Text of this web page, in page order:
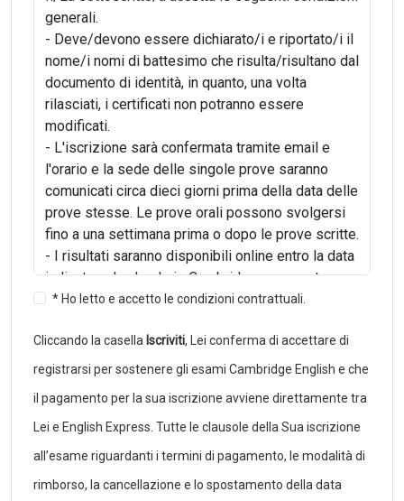
generali.
- Deve/devono essere dichiarato/i e riportato/i il
nome/i nomi di battesimo che risulta/risultano dal
documento di identità, in quanto, una volta
rilasciati, i certificati non potranno essere
modificati.
- L'iscrizione sarà confermata tramite email e
l'orario e la sede delle singole prove saranno
comunicati circa dieci giorni prima della data delle
prove stesse. Le prove orali possono svolgersi
fino a una settimana prima o dopo le prove scritte.
- I risultati saranno disponibili online entro la data
indicata nel calendario Cambridge e non potranno
essere comunicati telefonicamente. I candidati
preparazione non potranno richiedere al
Cambridge English Examination Centre i risultati
scuola o centro di riferimento.
- I certificati verranno rilasciati circa un mese
dopo i risultati e devono essere ritirati dal
- I candidati che non si presenteranno nel luogo e
* Ho letto e accetto le condizioni contrattuali.
Cliccando la casella Iscriviti, Lei conferma di accettare di
registrarsi per sostenere gli esami Cambridge English e che
il pagamento per la sua iscrizione avviene direttamente tra
Lei e English Express. Tutte le clausole della Sua iscrizione
all’esame riguardanti i termini di pagamento, le modalità di
rimborso, la cancellazione e lo spostamento della data